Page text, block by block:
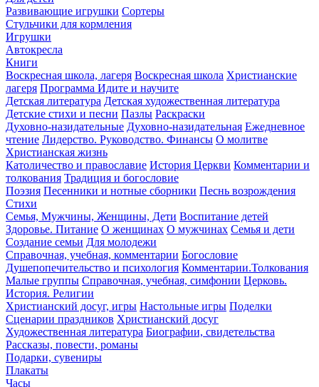
Развивающие игрушки Сортеры
Стульчики для кормления
Игрушки
Автокресла
Книги
Воскресная школа, лагеря Воскресная школа Христианские
лагеря Программа Идите и научите
Детская литература Детская художественная литература
Детские стихи и песни Пазлы Раскраски
Духовно-назидательные Духовно-назидательная Ежедневное
чтение Лидерство. Руководство. Финансы О молитве
Христианская жизнь
Католичество и православие История Церкви Комментарии и
толкования Традиция и богословие
Поэзия Песенники и нотные сборники Песнь возрождения
Стихи
Семья, Мужчины, Женщины, Дети Воспитание детей
Здоровье. Питание О женщинах О мужчинах Семья и дети
Создание семьи Для молодежи
Справочная, учебная, комментарии Богословие
Душепопечительство и психология Комментарии.Толкования
Малые группы Справочная, учебная, симфонии Церковь.
История. Религии
Христианский досуг, игры Настольные игры Поделки
Сценарии праздников Христианский досуг
Художественная литература Биографии, свидетельства
Рассказы, повести, романы
Подарки, сувениры
Плакаты
Часы